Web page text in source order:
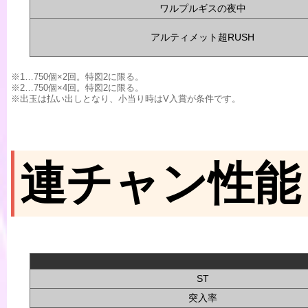
ワルプルギスの夜中
アルティメット超RUSH
※1…750個×2回。特図2に限る。
※2…750個×4回。特図2に限る。
※出玉は払い出しとなり、小当り時はV入賞が条件です。
連チャン性能
ST
突入率